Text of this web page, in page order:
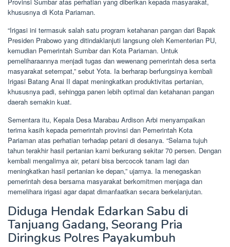
khususnya di Kota Pariaman.
“Irigasi ini termasuk salah satu program ketahanan pangan dari Bapak
Presiden Prabowo yang ditindaklanjuti langsung oleh Kementerian PU,
kemudian Pemerintah Sumbar dan Kota Pariaman. Untuk
pemeliharaannya menjadi tugas dan wewenang pemerintah desa serta
masyarakat setempat,” sebut Yota. Ia berharap berfungsinya kembali
Irigasi Batang Anai II dapat meningkatkan produktivitas pertanian,
khususnya padi, sehingga panen lebih optimal dan ketahanan pangan
daerah semakin kuat.
Sementara itu, Kepala Desa Marabau Ardison Arbi menyampaikan
terima kasih kepada pemerintah provinsi dan Pemerintah Kota
Pariaman atas perhatian terhadap petani di desanya. “Selama tujuh
tahun terakhir hasil pertanian kami berkurang sekitar 70 persen. Dengan
kembali mengalirnya air, petani bisa bercocok tanam lagi dan
meningkatkan hasil pertanian ke depan,” ujarnya. Ia menegaskan
pemerintah desa bersama masyarakat berkomitmen menjaga dan
memelihara irigasi agar dapat dimanfaatkan secara berkelanjutan.
Diduga Hendak Edarkan Sabu di
Tanjuang Gadang, Seorang Pria
Diringkus Polres Payakumbuh